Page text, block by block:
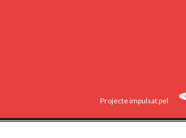
Projecte impulsat pel